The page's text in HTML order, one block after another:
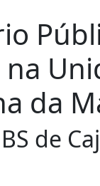
da
de